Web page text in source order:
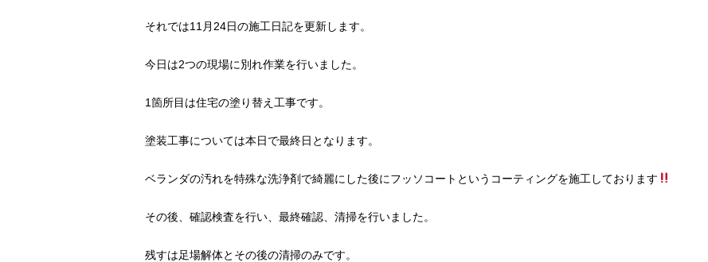
それでは11月24日の施工日記を更新します。
今日は2つの現場に別れ作業を行いました。
1箇所目は住宅の塗り替え工事です。
塗装工事については本日で最終日となります。
ベランダの汚れを特殊な洗浄剤で綺麗にした後にフッソコートというコーティングを施工しております
その後、確認検査を行い、最終確認、清掃を行いました。
残すは足場解体とその後の清掃のみです。